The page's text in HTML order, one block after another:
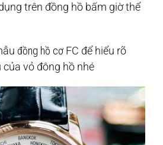
trên đồng hồ bấm giờ thể
đồng hồ cơ FC để hiểu rõ
của vỏ đông hồ nhé